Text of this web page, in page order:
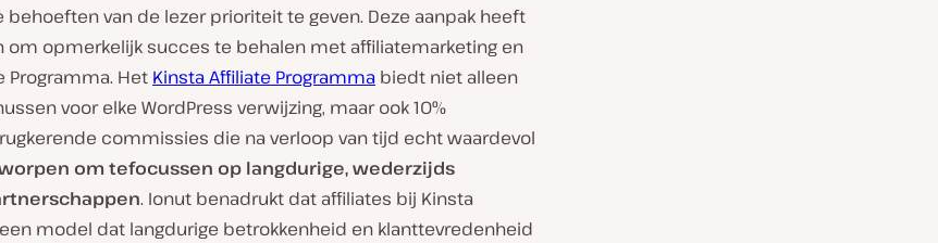
behoeften van de lezer prioriteit te geven. Deze aanpak heeft
om opmerkelijk succes te behalen met affiliatemarketing en
Programma. Het Kinsta Affiliate Programma biedt niet alleen
voor elke WordPress verwijzing, maar ook 10%
commissies die na verloop van tijd echt waardevol
om tefocussen op langdurige, wederzijds
. Ionut benadrukt dat affiliates bij Kinsta
model dat langdurige betrokkenheid en klanttevredenheid